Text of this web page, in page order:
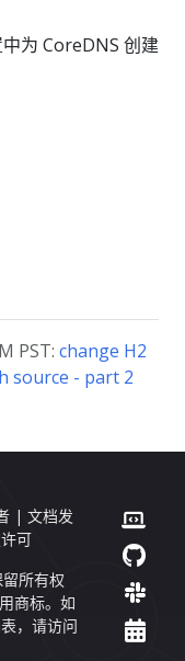
为 CoreDNS 创建
PST: change H2
source - part 2
| 文档发
可
所有权
商标。如
，请访问